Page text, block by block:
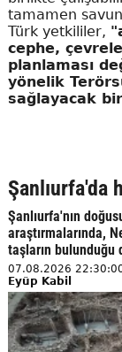
tamamen
Türk yetkililer,
cephe,
planlaması
yönelik
sağlayacak
Şanlıurfa'da
Şanlıurfa'nın
araştırmalarında,
taşların bulunduğu
07.08.2026
Eyüp Kabil